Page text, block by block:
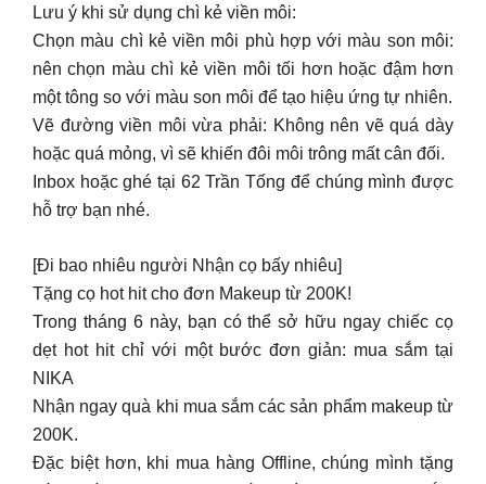
hoặc quá mỏng, vì sẽ khiến đôi môi trông mất cân đối.
Inbox hoặc ghé tại 62 Trần Tống để chúng mình được
hỗ trợ bạn nhé.
[Đi bao nhiêu người Nhận cọ bấy nhiêu]
Tặng cọ hot hit cho đơn Makeup từ 200K!
Trong tháng 6 này, bạn có thể sở hữu ngay chiếc cọ
dẹt hot hit chỉ với một bước đơn giản: mua sắm tại
Nhận ngay quà khi mua sắm các sản phẩm makeup từ
200K.
Đặc biệt hơn, khi mua hàng Offline, chúng mình tặng
đúng số lượng cọ theo số người bạn đi mua sắm
cùng.
Đồng hành cùng người yêu làm đẹp, NIKA luôn chọn
lọc các sản phẩm chính hãng kỹ càng, đa dạng mẫu